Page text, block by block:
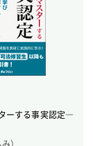
ーする事実認定―